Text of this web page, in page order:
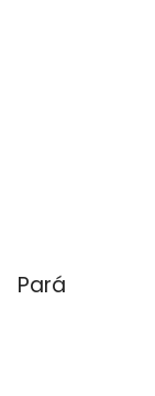
Pará